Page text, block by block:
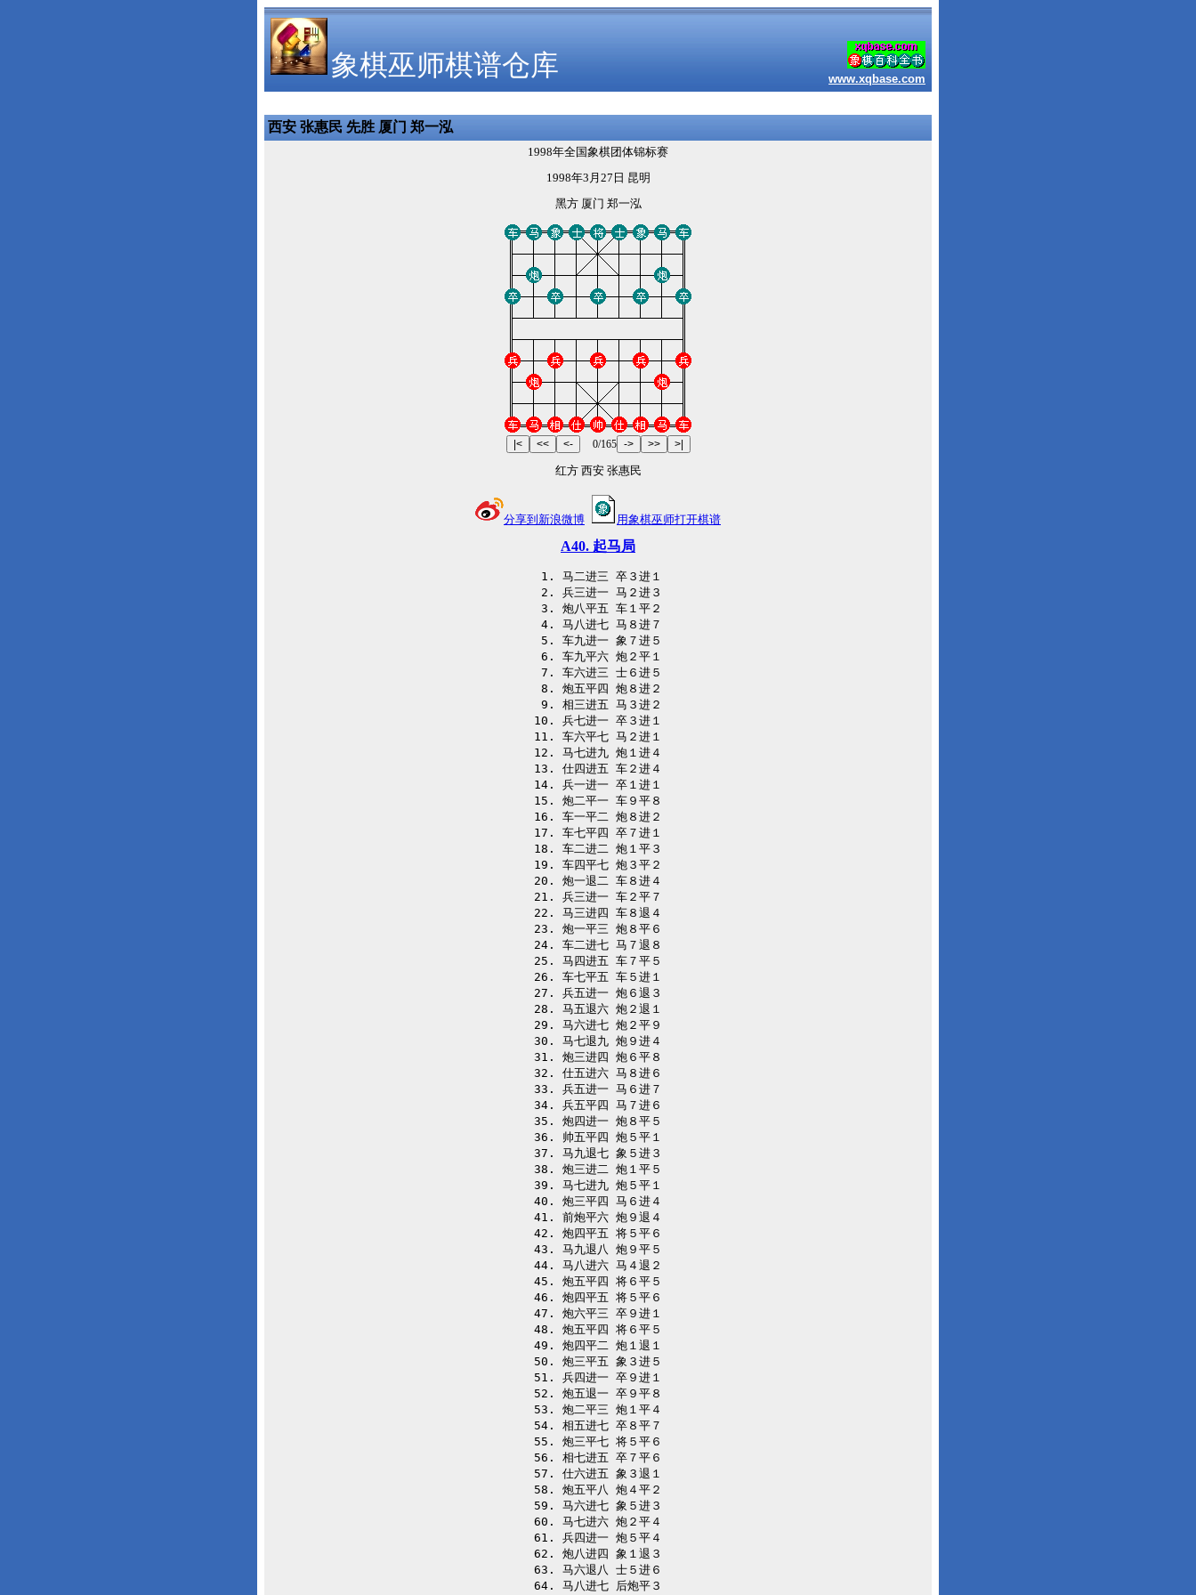
象棋巫师棋谱仓库 www.xqbase.com
西安 张惠民 先胜 厦门 郑一泓
1998年全国象棋团体锦标赛
1998年3月27日 昆明
黑方 厦门 郑一泓
0/165
红方 西安 张惠民
分享到新浪微博 用象棋巫师打开棋谱
A40. 起马局
1. 马二进三 卒３进１
2. 兵三进一 马２进３
3. 炮八平五 车１平２
4. 马八进七 马８进７
5. 车九进一 象７进５
6. 车九平六 炮２平１
7. 车六进三 士６进５
8. 炮五平四 炮８进２
9. 相三进五 马３进２
10. 兵七进一 卒３进１
11. 车六平七 马２进１
12. 马七进九 炮１进４
13. 仕四进五 车２进４
14. 兵一进一 卒１进１
15. 炮二平一 车９平８
16. 车一平二 炮８进２
17. 车七平四 卒７进１
18. 车二进二 炮１平３
19. 车四平七 炮３平２
20. 炮一退二 车８进４
21. 兵三进一 车２平７
22. 马三进四 车８退４
23. 炮一平三 炮８平６
24. 车二进七 马７退８
25. 马四进五 车７平５
26. 车七平五 车５进１
27. 兵五进一 炮６退３
28. 马五退六 炮２退１
29. 马六进七 炮２平９
30. 马七退九 炮９进４
31. 炮三进四 炮６平８
32. 仕五进六 马８进６
33. 兵五进一 马６进７
34. 兵五平四 马７进６
35. 炮四进一 炮８平５
36. 帅五平四 炮５平１
37. 马九退七 象５进３
38. 炮三进二 炮１平５
39. 马七进九 炮５平１
40. 炮三平四 马６进４
41. 前炮平六 炮９退４
42. 炮四平五 将５平６
43. 马九退八 炮９平５
44. 马八进六 马４退２
45. 炮五平四 将６平５
46. 炮四平五 将５平６
47. 炮六平三 卒９进１
48. 炮五平四 将６平５
49. 炮四平二 炮１退１
50. 炮三平五 象３进５
51. 兵四进一 卒９进１
52. 炮五退一 卒９平８
53. 炮二平三 炮１平４
54. 相五进七 卒８平７
55. 炮三平七 将５平６
56. 相七进五 卒７平６
57. 仕六进五 象３退１
58. 炮五平八 炮４平２
59. 马六进七 象５进３
60. 马七进六 炮２平４
61. 兵四进一 炮５平４
62. 炮八进四 象１退３
63. 马六退八 士５进６
64. 马八进七 后炮平３